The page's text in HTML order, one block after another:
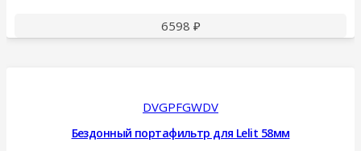
6598 ₽
DVGPFGWDV
Бездонный портафильтр для Lelit 58мм